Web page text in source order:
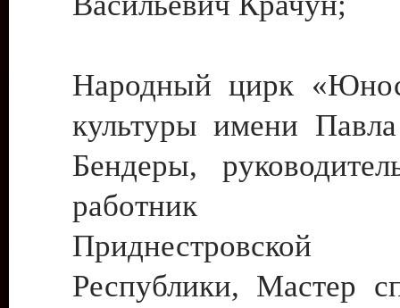
Народный цирк
культуры имени
Бендеры,
работник
Приднестровской
Республики, Мастер